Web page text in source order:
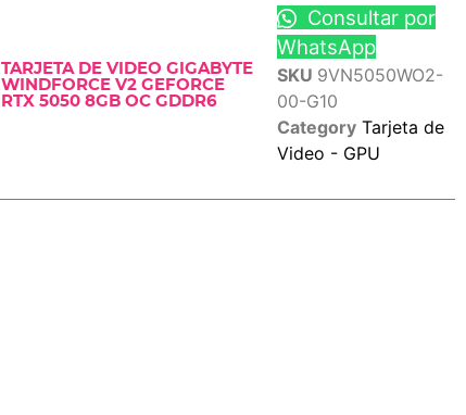
TARJETA DE VIDEO GIGABYTE
WINDFORCE V2 GEFORCE
RTX 5050 8GB OC GDDR6
Consultar por
WhatsApp
SKU 9VN5050WO2-
00-G10
Category Tarjeta de
Video - GPU